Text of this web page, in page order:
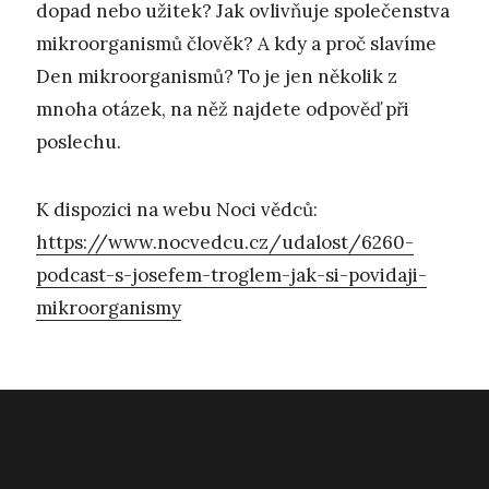
dopad nebo užitek? Jak ovlivňuje společenstva
mikroorganismů člověk? A kdy a proč slavíme
Den mikroorganismů? To je jen několik z
mnoha otázek, na něž najdete odpověď při
poslechu.
K dispozici na webu Noci vědců:
https://www.nocvedcu.cz/udalost/6260-
podcast-s-josefem-troglem-jak-si-povidaji-
mikroorganismy